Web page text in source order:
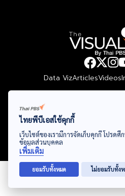
Data VizArticlesVideos
© Thai Public Broadcasting
ไทยพีบีเอสใช้คุกกี้
เว็บไซต์ของเรามีการจัดเก็บคุกกี้ โปรด
ข้อมูลส่วนบุคคล
เพิ่มเติม
ยอมรับทั้งหมด ไม่ยอมรับทั้ง